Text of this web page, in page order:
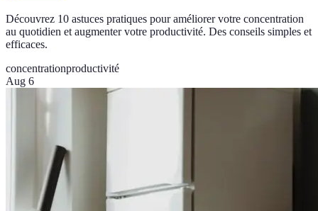
Découvrez 10 astuces pratiques pour améliorer votre concentration
au quotidien et augmenter votre productivité. Des conseils simples et
efficaces.
concentrationproductivité
Aug 6